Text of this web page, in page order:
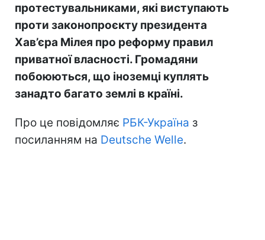
протестувальниками, які виступають
проти законопроєкту президента
Хав’єра Мілея про реформу правил
приватної власності. Громадяни
побоюються, що іноземці куплять
занадто багато землі в країні.
Про це повідомляє РБК-Україна з
посиланням на Deutsche Welle.